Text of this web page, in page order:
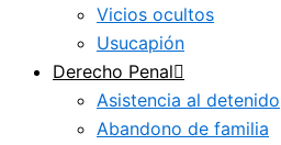
Vicios ocultos
Usucapión
Derecho Penal
Asistencia al detenido
Abandono de familia